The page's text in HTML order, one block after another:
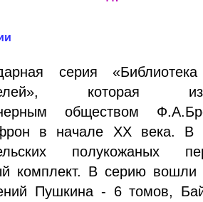
серия
которая
обществом
в начале XX века. В
полукожаных
комплект. В серию вошли
Пушкина - 6 томов,